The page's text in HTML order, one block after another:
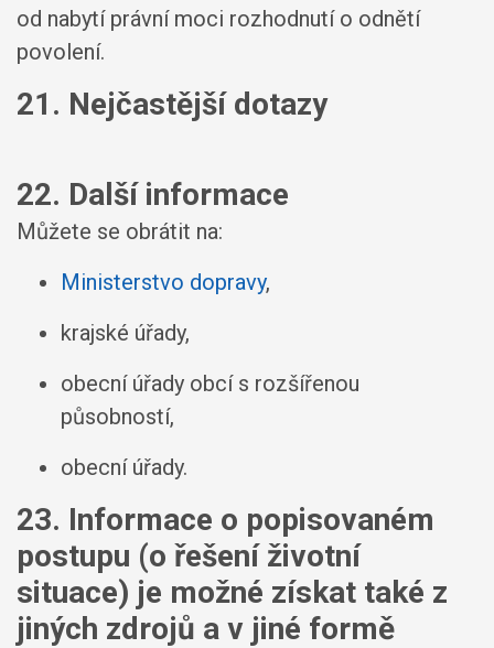
od nabytí právní moci rozhodnutí o odnětí
povolení.
21. Nejčastější dotazy
22. Další informace
Můžete se obrátit na:
Ministerstvo dopravy,
krajské úřady,
obecní úřady obcí s rozšířenou
působností,
obecní úřady.
23. Informace o popisovaném
postupu (o řešení životní
situace) je možné získat také z
jiných zdrojů a v jiné formě